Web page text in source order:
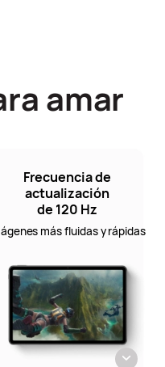
amar
Frecuencia de
actualización
de 120 Hz
más fluidas y rápidas